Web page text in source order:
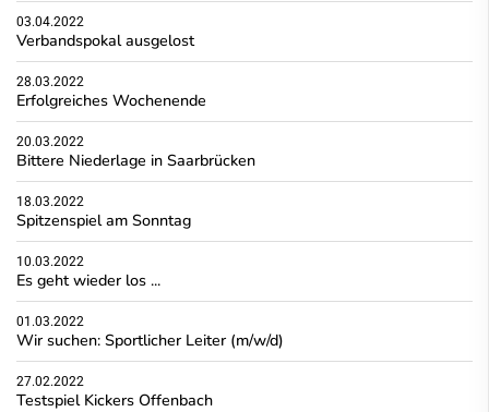
03.04.2022
Verbandspokal ausgelost
28.03.2022
Erfolgreiches Wochenende
20.03.2022
Bittere Niederlage in Saarbrücken
18.03.2022
Spitzenspiel am Sonntag
10.03.2022
Es geht wieder los ...
01.03.2022
Wir suchen: Sportlicher Leiter (m/w/d)
27.02.2022
Testspiel Kickers Offenbach